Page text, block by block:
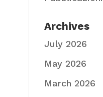
Archives
July 2026
May 2026
March 2026